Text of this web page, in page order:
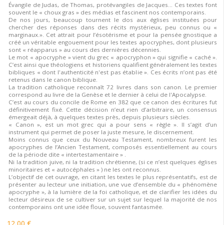
Évangile de Judas, de Thomas, protévangiles de Jacques... Ces textes font
souvent le « choux gras » des médias et fascinent nos contemporains.
De nos jours, beaucoup tournent le dos aux églises instituées pour
chercher des réponses dans des récits mystérieux, peu connus ou «
marginaux.». Cet attrait pour l’ésotérisme et pour la pensée gnostique a
créé un véritable engouement pour les textes apocryphes, dont plusieurs
sont « réapparus » au cours des dernières décennies.
Le mot « apocryphe » vient du grec « apocryphon » qui signifie « caché ».
C’est ainsi que théologiens et historiens qualifient généralement les textes
bibliques « dont l'authenticité n'est pas établie ». Ces écrits n’ont pas été
retenus dans le canon biblique.
La tradition catholique reconnaît 72 livres dans son canon. Le premier
correspond au livre de la Genèse et le dernier à celui de l'Apocalypse.
C’est au cours du concile de Rome en 382 que ce canon des écritures fut
définitivement fixé. Cette décision n’eut rien d’arbitraire, un consensus
émergeait déjà, à quelques textes près, depuis plusieurs siècles.
« Canon », est un mot grec qui a pour sens « règle ». Il s’agit d’un
instrument qui permet de poser la juste mesure, le discernement.
Moins connus que ceux du Nouveau Testament, nombreux furent les
apocryphes de l’Ancien Testament, composés essentiellement au cours
de la période dite « intertestamentaire » .
Ni la tradition juive, ni la tradition chrétienne, (si ce n’est quelques églises
minoritaires et « autocéphales » ) ne les ont reconnus.
L’objectif de cet ouvrage, en citant les textes le plus représentatifs, est de
présenter au lecteur une initiation, une vue d’ensemble du « phénomène
apocryphe », à la lumière de la foi catholique, et de clarifier les idées du
lecteur désireux de se cultiver sur un sujet sur lequel la majorité de nos
contemporains ont une idée floue, souvent fantasmée.